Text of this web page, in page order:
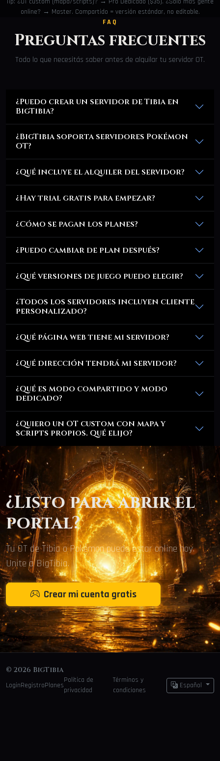
online? → Master. Compartido = versión estándar, no editable.
FAQ
Preguntas frecuentes
Todo lo que necesitás saber antes de alquilar tu servidor OT.
¿Puedo crear un servidor de Tibia en
BigTibia?
¿BigTibia soporta servidores Pokémon
OT?
¿Qué incluye el alquiler del servidor?
¿Hay trial gratis para empezar?
¿Cómo se pagan los planes?
¿Puedo cambiar de plan después?
¿Qué versiones de juego puedo elegir?
¿Todos los servidores incluyen cliente
personalizado?
¿Qué página web tiene mi servidor?
¿Qué dirección tendrá mi servidor?
¿Qué es modo compartido y modo
dedicado?
¿Quiero un OT custom con mapa y
scripts propios. Qué elijo?
¿Listo para abrir el
portal?
Tu OT de Tibia o Pokémon puede estar online hoy.
Unite a BigTibia.
Crear mi cuenta gratis
© 2026 BigTibia
LoginRegistroPlanes
Política de
privacidad
Términos y
condiciones
Español